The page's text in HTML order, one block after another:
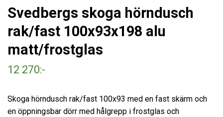
Svedbergs skoga hörndusch
rak/fast 100x93x198 alu
matt/frostglas
12 270:-
Skoga hörndusch rak/fast 100x93 med en fast skärm och
en öppningsbar dörr med hålgrepp i frostglas och